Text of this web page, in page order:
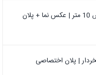
| پلان اختصاصی